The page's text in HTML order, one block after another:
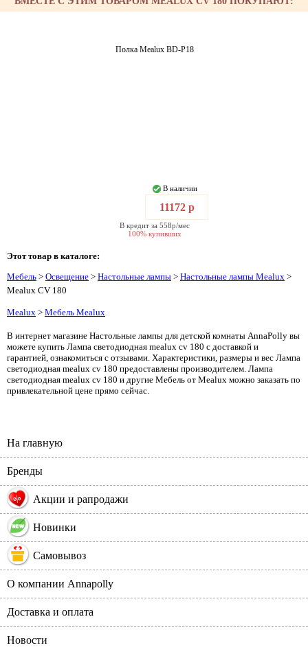
Полка Mealux BD-P18
В наличии
11172 р
В кредит за 558р/мес
100% купивших
Этот товар в каталоге:
Мебель > Освещение > Настольные лампы > Настольные лампы Mealux >
Mealux CV 180
Mealux > Мебель Mealux
В интернет магазине Настольные лампы для детской комнаты AnnaPolly вы
можете купить Лампа светодиодная mealux cv 180 с доставкой и
гарантией, ознакомиться с отзывами. Характеристики, размеры и вес Лампа
светодиодная mealux cv 180 предоставлены производителем. Лампа
светодиодная mealux cv 180 и другие Мебель от Mealux можно заказать по
привлекательной цене прямо сейчас.
На главную
Бренды
% Акции и рапродажи
Новинки
Самовывоз
О компании Annapolly
Доставка и оплата
Новости